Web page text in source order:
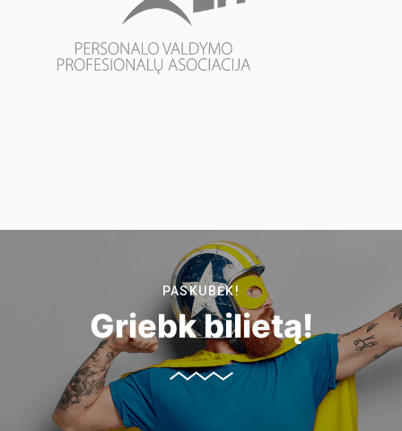
PASKUBĖK!
Griebk bilietą!